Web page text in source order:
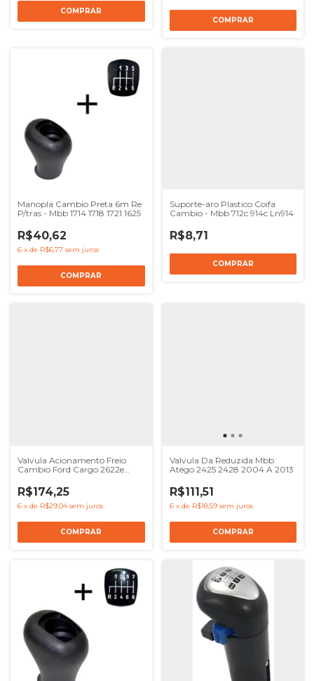
Manopla Cambio Preta 6m Re
P/tras - Mbb 1714 1718 1721 1625
R$40,62
6 x de R$6,77 sem juros
Suporte-aro Plastico Coifa
Cambio - Mbb 712c 914c Ln914
R$8,71
Valvula Acionamento Freio
Cambio Ford Cargo 2622e
R$174,25
6 x de R$29,04 sem juros
Valvula Da Reduzida Mbb
Atego 2425 2428 2004 A 2013
R$111,51
6 x de R$18,59 sem juros